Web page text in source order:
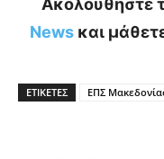
News και
ΕΤΙΚΕΤΕΣ ΕΠΣ